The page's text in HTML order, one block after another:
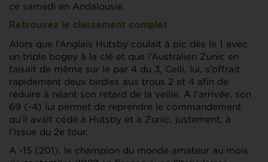
ce samedi en Andalousie.
Retrouvez le classement complet
Alors que l’Anglais Hutsby coulait à pic dès le 1 avec
un triple bogey à la clé et que l’Australien Zunic en
faisait de même sur le par 4 du 3, Celli, lui, s’offrait
rapidement deux birdies aux trous 2 et 4 afin de
réduire à néant son retard de la veille. A l’arrivée, son
69 (-4) lui permet de reprendre le commandement
qu’il avait cédé à Hutsby et à Zunic, justement, à
l’issue du 2e tour.
A -15 (201), le champion du monde amateur au mois